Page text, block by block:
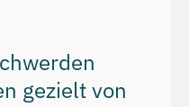
gezielt von